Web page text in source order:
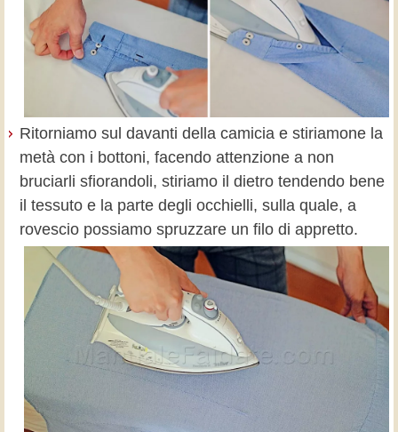
Ritorniamo sul davanti della camicia e stiriamone la
metà con i bottoni, facendo attenzione a non
bruciarli sfiorandoli, stiriamo il dietro tendendo bene
il tessuto e la parte degli occhielli, sulla quale, a
rovescio possiamo spruzzare un filo di appretto.